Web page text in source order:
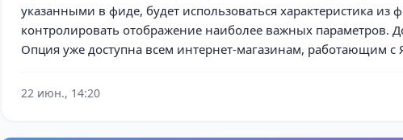
указанными в фиде, будет использоваться характеристика из
контролировать отображение наиболее важных параметров.
Опция уже доступна всем интернет-магазинам, работающим с
22 июн., 14:20